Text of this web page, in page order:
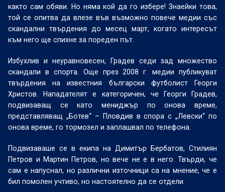
както сам обяви. Но няма кой да го избере! Знаейки това,
той се опитва да влезе във възможно повече медии със
скандални твърдения до месец март, когато интересът
към него ще спихне за пореден път.
Избухлив и неуравновесен, Градев седи зад множество
скандали в спорта. Още през 2008 г. медии публикуват
твърдения на известния български футболист Георги
Христов. Нападателят е категоричен, че Георги Градев,
подвизаващ се като мениджър по онова време,
представляващ „Ботев“ – Пловдив в спора с „Левски“ по
онова време, го тормозел и заплашвал по телефона.
Подвизаваше се в екипа на Димитър Бербатов, Стилиян
Петров и Мартин Петров, но вече не е в него. Твърди, че
сам е напуснал, но различни източници са на мнение, че е
бил помолен учтиво, но настоятелно да се отдели.